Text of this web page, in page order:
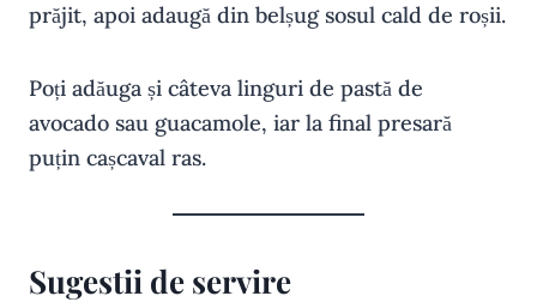
prăjit, apoi adaugă din belșug sosul cald de roșii.
Poți adăuga și câteva linguri de pastă de
avocado sau guacamole, iar la final presară
puțin cașcaval ras.
Sugestii de servire